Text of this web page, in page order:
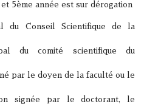
5ème année est sur dérogation
du Conseil Scientifique de la
du comité scientifique du
par le doyen de la faculté ou le
signée par le doctorant, le